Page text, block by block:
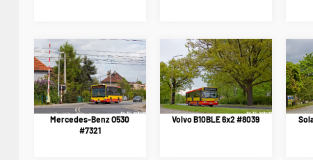
Mercedes-Benz O530
#7321
Volvo B10BLE 6x2 #8039